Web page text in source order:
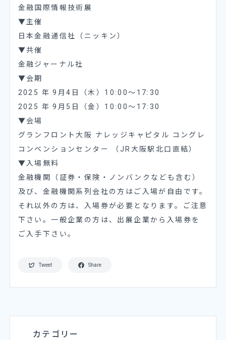
金融国際情報技術展
▼主催
日本金融通信社（ニッキン）
▼共催
金融ジャーナル社
▼会期
2025 年 9月4日（木）10:00～17:30
2025 年 9月5日（金）10:00～17:30
▼会場
グランフロント大阪 ナレッジキャピタル コングレ
コンベンションセンター （JR大阪駅北口直結）
▼入場無料
金融機関（証券・保険・ノンバンクなども含む）
及び、金融機関系列会社の方はご入場が自由です。
それ以外の方は、入場券が必要となります。ご注意
下さい。一般企業の方は、出展企業から入場券を
ご入手下さい。
Tweet Share
カテゴリー